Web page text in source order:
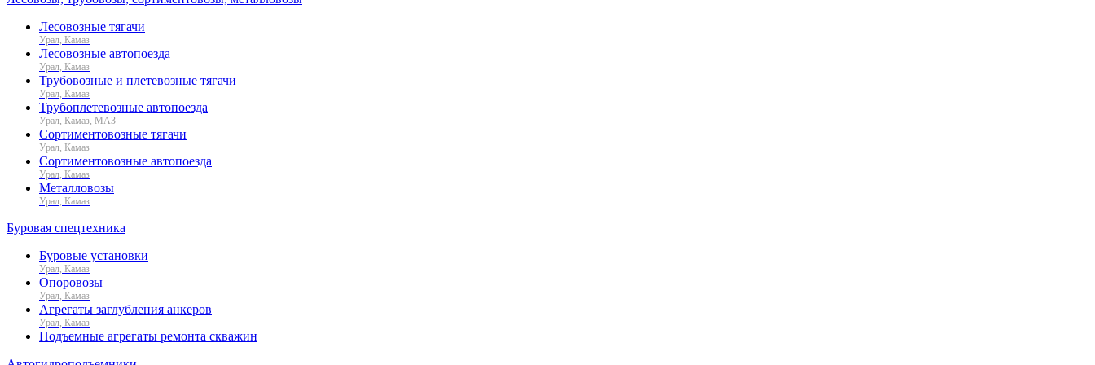
Лесовозные тягачи
Урал, Камаз
Лесовозные автопоезда
Урал, Камаз
Трубовозные и плетевозные тягачи
Урал, Камаз
Трубоплетевозные автопоезда
Урал, Камаз, МАЗ
Сортиментовозные тягачи
Урал, Камаз
Сортиментовозные автопоезда
Урал, Камаз
Металловозы
Урал, Камаз
Буровая спецтехника
Буровые установки
Урал, Камаз
Опоровозы
Урал, Камаз
Агрегаты заглубления анкеров
Урал, Камаз
Подъемные агрегаты ремонта скважин